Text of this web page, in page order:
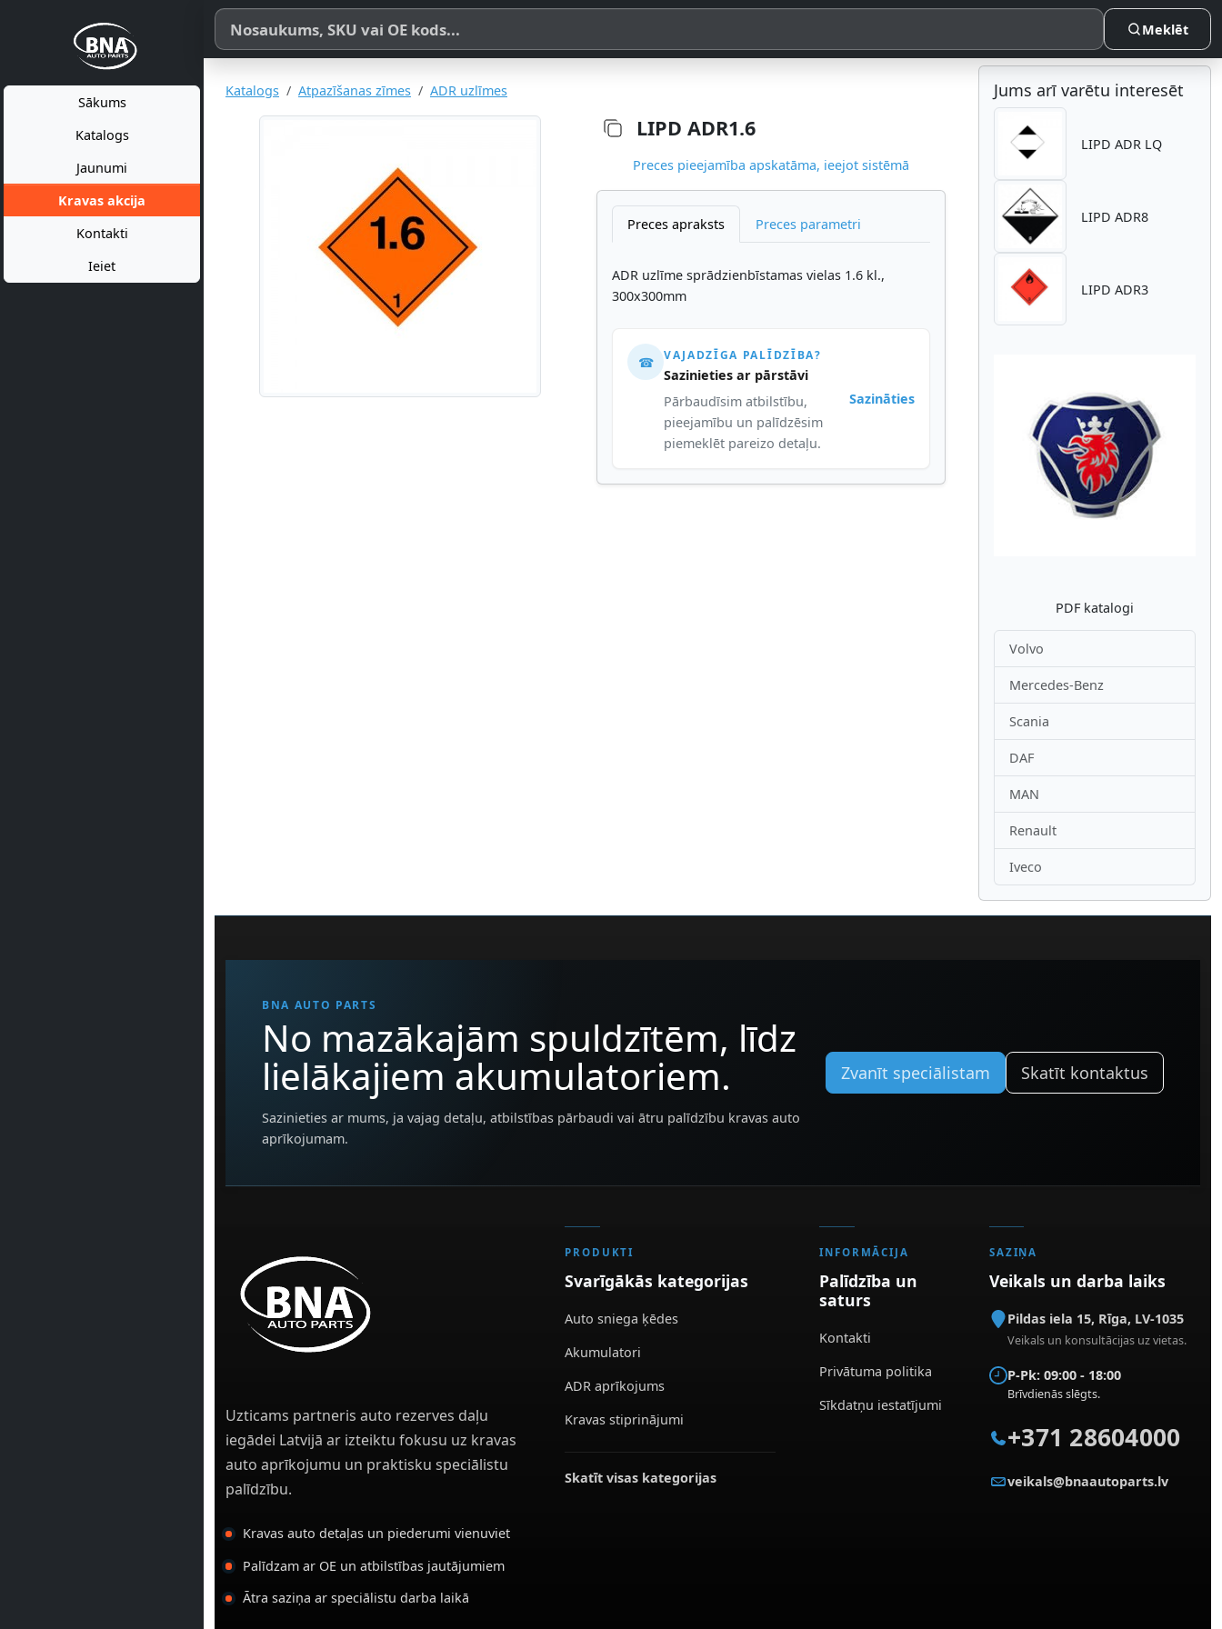
Sākums
Katalogs
Jaunumi
Kravas akcija
Kontakti
Ieiet
Meklēt pēc produkta nosaukuma, SKU vai OE koda
Meklēt
Katalogs Atpazīšanas zīmes ADR uzlīmes
LIPD ADR1.6
Preces pieejamība apskatāma, ieejot sistēmā
Preces apraksts Preces parametri
ADR uzlīme sprādzienbīstamas vielas 1.6 kl.,
300x300mm
☎ VAJADZĪGA PALĪDZĪBA?
Sazinieties ar pārstāvi
Pārbaudīsim atbilstību,
pieejamību un palīdzēsim
piemeklēt pareizo detaļu.
Sazināties
Jums arī varētu interesēt
LIPD ADR LQ
LIPD ADR8
LIPD ADR3
Atpakaļ
PDF katalogi
Volvo
Mercedes-Benz
Scania
DAF
MAN
Renault
Iveco
BNA AUTO PARTS
No mazākajām spuldzītēm, līdz
lielākajiem akumulatoriem.
Sazinieties ar mums, ja vajag detaļu, atbilstības pārbaudi vai ātru palīdzību kravas auto
aprīkojumam.
Zvanīt speciālistam Skatīt kontaktus
Uzticams partneris auto rezerves daļu
iegādei Latvijā ar izteiktu fokusu uz kravas
auto aprīkojumu un praktisku speciālistu
palīdzību.
Kravas auto detaļas un piederumi vienuviet
Palīdzam ar OE un atbilstības jautājumiem
Ātra saziņa ar speciālistu darba laikā
PRODUKTI
Svarīgākās kategorijas
Auto sniega ķēdes
Akumulatori
ADR aprīkojums
Kravas stiprinājumi
Skatīt visas kategorijas
INFORMĀCIJA
Palīdzība un
saturs
Kontakti
Privātuma politika
Sīkdatņu iestatījumi
SAZIŅA
Veikals un darba laiks
Pildas iela 15, Rīga, LV-1035
Veikals un konsultācijas uz vietas.
P-Pk: 09:00 - 18:00
Brīvdienās slēgts.
+371 28604000
veikals@bnaautoparts.lv